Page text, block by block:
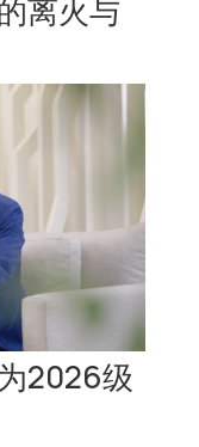
离火与
2026级